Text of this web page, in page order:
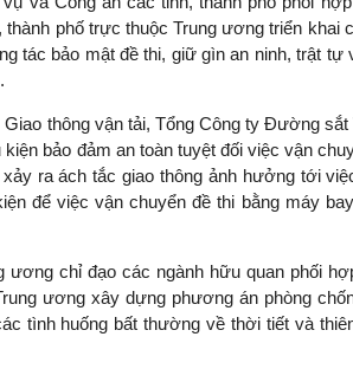
phố trực thuộc Trung ương triển khai
tác bảo mật đề thi, giữ gìn an ninh, trật tự
thông vận tải, Tổng Công ty Đường
bảo đảm an toàn tuyệt đối việc vận
ra ách tắc giao thông ảnh hưởng tới
để việc vận chuyển đề thi bằng máy
ương chỉ đạo các ngành hữu quan phối
ương xây dựng phương án phòng
tình huống bất thường về thời tiết và